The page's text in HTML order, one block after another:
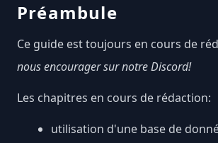
Préambule
Ce guide est toujours en cours de
nousencourager sur notre Discord!
Les chapitres en cours de rédaction:
utilisation d'une base de